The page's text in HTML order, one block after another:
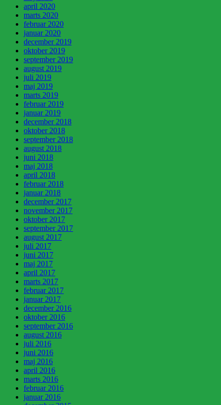
april 2020
marts 2020
februar 2020
januar 2020
december 2019
oktober 2019
september 2019
august 2019
juli 2019
maj 2019
marts 2019
februar 2019
januar 2019
december 2018
oktober 2018
september 2018
august 2018
juni 2018
maj 2018
april 2018
februar 2018
januar 2018
december 2017
november 2017
oktober 2017
september 2017
august 2017
juli 2017
juni 2017
maj 2017
april 2017
marts 2017
februar 2017
januar 2017
december 2016
oktober 2016
september 2016
august 2016
juli 2016
juni 2016
maj 2016
april 2016
marts 2016
februar 2016
januar 2016